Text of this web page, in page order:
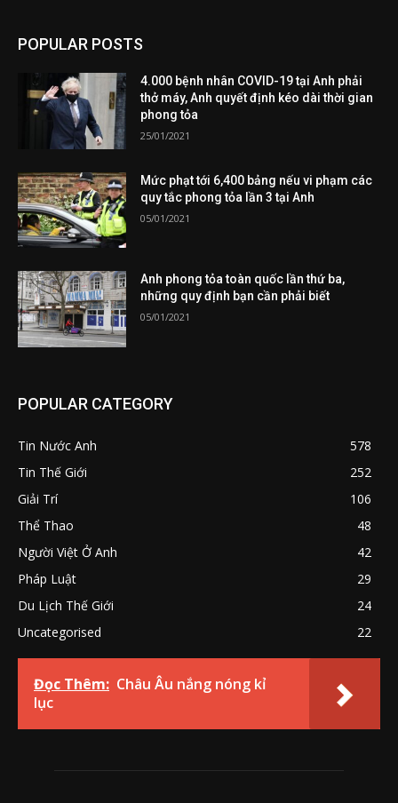
POPULAR POSTS
4.000 bệnh nhân COVID-19 tại Anh phải
thở máy, Anh quyết định kéo dài thời gian
phong tỏa
25/01/2021
Mức phạt tới 6,400 bảng nếu vi phạm các
quy tắc phong tỏa lần 3 tại Anh
05/01/2021
Anh phong tỏa toàn quốc lần thứ ba,
những quy định bạn cần phải biết
05/01/2021
POPULAR CATEGORY
Tin Nước Anh
578
Tin Thế Giới
252
Giải Trí
106
Thể Thao
48
Người Việt Ở Anh
42
Pháp Luật
29
Du Lịch Thế Giới
24
Uncategorised
22
Đọc Thêm: Châu Âu nắng nóng kỉ
lục